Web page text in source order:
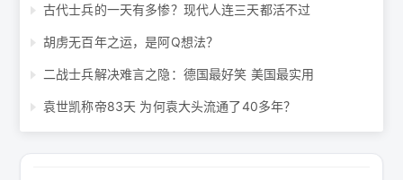
古代士兵的一天有多惨？现代人连三天都活不过
胡虏无百年之运，是阿Q想法？
二战士兵解决难言之隐：德国最好笑 美国最实用
袁世凯称帝83天 为何袁大头流通了40多年？